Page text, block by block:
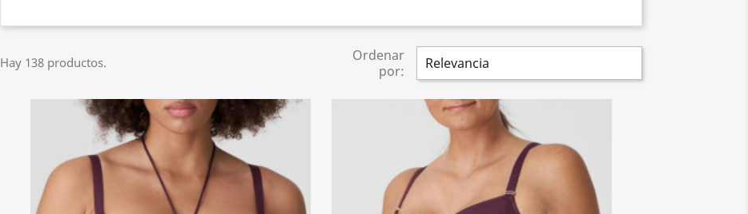
Hay 138 productos.
Ordenar
por:
Relevancia